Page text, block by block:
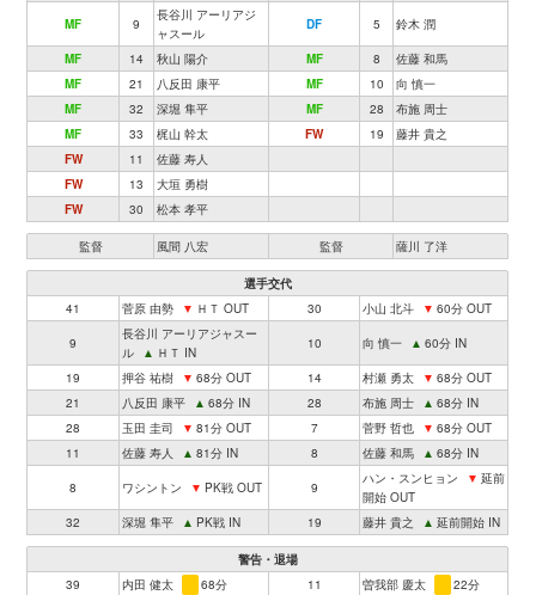
MF 9
長谷川 アーリアジ
ャスール
DF 5 鈴木 潤
MF 14 秋山 陽介 MF 8
佐藤 和馬
MF
21 八反田 康平 MF 10
向 慎一
MF
32 深堀 隼平 MF 28
布施 周士
MF
33 梶山 幹太 FW 19
藤井 貴之
FW
11
佐藤 寿人
FW
13
大垣 勇樹
FW
30 松本 孝平
監督 風間 八宏 監督 薩川 了洋
選手交代
41
菅原 由勢 ▼ ＨＴ OUT 30 小山 北斗 ▼ 60分 OUT
9
長谷川 アーリアジャスー
ル
▲ ＨＴ IN
10 向 慎一 ▲ 60分 IN
19 押谷 祐樹 ▼ 68分 OUT 14 村瀬 勇太 ▼ 68分 OUT
21
八反田 康平 ▲ 68分 IN 28 布施 周士 ▲ 68分 IN
28
玉田 圭司 ▼ 81分 OUT 7 菅野 哲也 ▼ 68分 OUT
11
佐藤 寿人 ▲ 81分 IN 8 佐藤 和馬 ▲ 68分 IN
8 ワシントン ▼ PK戦 OUT 9
ハン・スンヒョン ▼ 延前
開始 OUT
32
深堀 隼平 ▲ PK戦 IN 19 藤井 貴之 ▲ 延前開始 IN
警告・退場
39
内田 健太 68分 11 曽我部 慶太
22分